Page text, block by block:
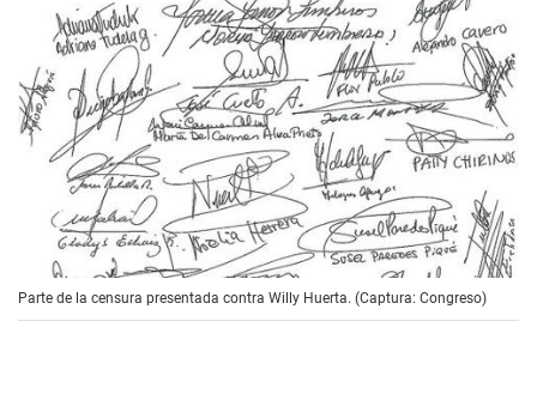
Parte de la censura presentada contra Willy Huerta. (Captura: Congreso)